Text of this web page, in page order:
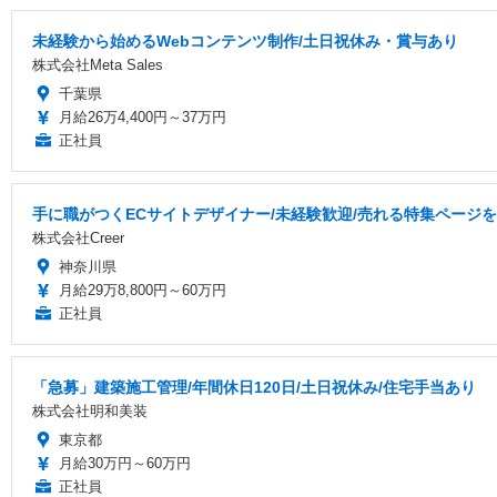
未経験から始めるWebコンテンツ制作/土日祝休み・賞与あり
株式会社Meta Sales
千葉県
月給26万4,400円～37万円
正社員
手に職がつくECサイトデザイナー/未経験歓迎/売れる特集ページ
株式会社Creer
神奈川県
月給29万8,800円～60万円
正社員
「急募」建築施工管理/年間休日120日/土日祝休み/住宅手当あり
株式会社明和美装
東京都
月給30万円～60万円
正社員